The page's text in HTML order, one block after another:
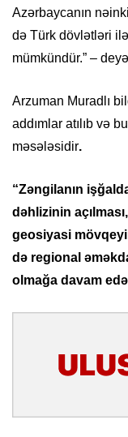
Azərbaycanın
də Türk dövlətləri
mümkündür.” –
Arzuman Muradlı
addımlar atılıb və
məsələsidir.
“Zəngilanın
dəhlizinin
geosiyasi
də regional
olmağa davam